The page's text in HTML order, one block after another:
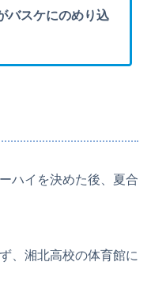
バスケにのめり込
ハイを決めた後、夏合
、湘北高校の体育館に